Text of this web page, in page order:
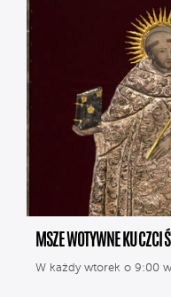
MSZE WOTYWNE KU CZCI
W każdy wtorek o 9:00